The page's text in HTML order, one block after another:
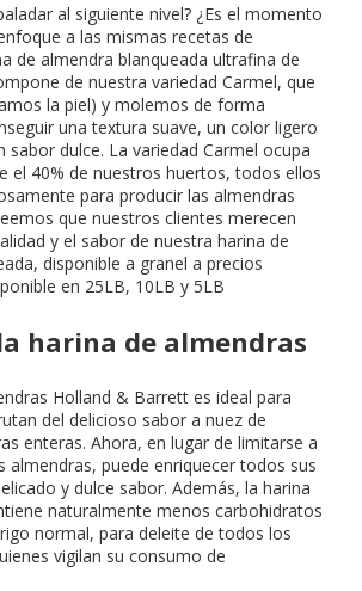
al siguiente nivel? ¿Es el momento
a las mismas recetas de
de almendra blanqueada ultrafina de
de nuestra variedad Carmel, que
la piel) y molemos de forma
una textura suave, un color ligero
sabor dulce. La variedad Carmel ocupa
el 40% de nuestros huertos, todos ellos
para producir las almendras
que nuestros clientes merecen
y el sabor de nuestra harina de
disponible a granel a precios
en 25LB, 10LB y 5LB
harina de almendras
Holland & Barrett es ideal para
del delicioso sabor a nuez de
enteras. Ahora, en lugar de limitarse a
almendras, puede enriquecer todos sus
y dulce sabor. Además, la harina
naturalmente menos carbohidratos
normal, para deleite de todos los
vigilan su consumo de